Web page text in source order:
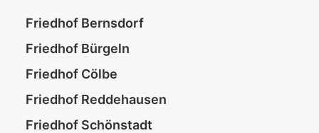
Friedhof Bernsdorf
Friedhof Bürgeln
Friedhof Cölbe
Friedhof Reddehausen
Friedhof Schönstadt